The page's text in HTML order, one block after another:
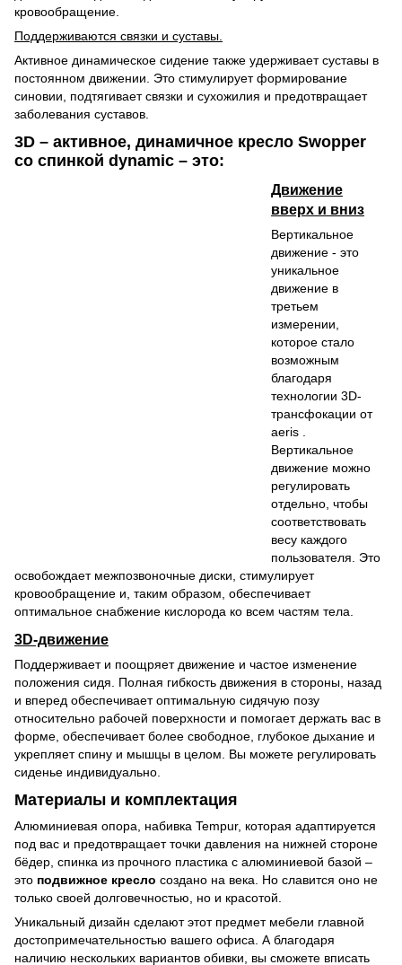
кровообращение.
Поддерживаются связки и суставы.
Активное динамическое сидение также удерживает суставы в
постоянном движении. Это стимулирует формирование
синовии, подтягивает связки и сухожилия и предотвращает
заболевания суставов.
3D – активное, динамичное кресло Swopper
cо спинкой dynamic – это:
Движение
вверх и вниз
Вертикальное
движение - это
уникальное
движение в
третьем
измерении,
которое стало
возможным
благодаря
технологии 3D-
трансфокации от
aeris .
Вертикальное
движение можно
регулировать
отдельно, чтобы
соответствовать
весу каждого
пользователя. Это
освобождает межпозвоночные диски, стимулирует
кровообращение и, таким образом, обеспечивает
оптимальное снабжение кислорода ко всем частям тела.
3D-движение
Поддерживает и поощряет движение и частое изменение
положения сидя. Полная гибкость движения в стороны, назад
и вперед обеспечивает оптимальную сидячую позу
относительно рабочей поверхности и помогает держать вас в
форме, обеспечивает более свободное, глубокое дыхание и
укрепляет спину и мышцы в целом. Вы можете регулировать
сиденье индивидуально.
Материалы и комплектация
Алюминиевая опора, набивка Tempur, которая адаптируется
под вас и предотвращает точки давления на нижней стороне
бёдер, спинка из прочного пластика с алюминиевой базой –
это подвижное кресло создано на века. Но славится оно не
только своей долговечностью, но и красотой.
Уникальный дизайн сделают этот предмет мебели главной
достопримечательностью вашего офиса. А благодаря
наличию нескольких вариантов обивки, вы сможете вписать